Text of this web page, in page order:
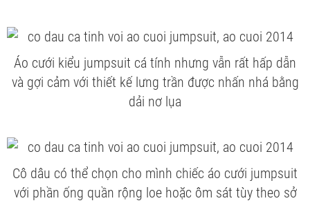
Áo cưới kiểu jumpsuit cá tính nhưng vẫn rất hấp dẫn
và gợi cảm với thiết kế lưng trần được nhấn nhá bằng
dải nơ lụa
Cô dâu có thể chọn cho mình chiếc áo cưới jumpsuit
với phần ống quần rộng loe hoặc ôm sát tùy theo sở